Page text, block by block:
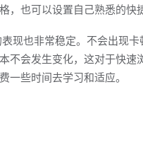
，也可以设置自己熟悉的快
现也非常稳定。不会出现
不会发生变化，这对于快
一些时间去学习和适应。